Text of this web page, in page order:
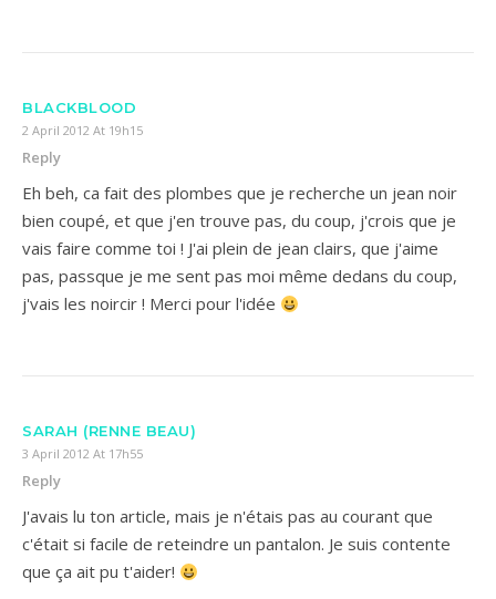
BLACKBLOOD
2 April 2012 At 19h15
Reply
Eh beh, ca fait des plombes que je recherche un jean noir
bien coupé, et que j'en trouve pas, du coup, j'crois que je
vais faire comme toi ! J'ai plein de jean clairs, que j'aime
pas, passque je me sent pas moi même dedans du coup,
j'vais les noircir ! Merci pour l'idée
SARAH (RENNE BEAU)
3 April 2012 At 17h55
Reply
J'avais lu ton article, mais je n'étais pas au courant que
c'était si facile de reteindre un pantalon. Je suis contente
que ça ait pu t'aider!